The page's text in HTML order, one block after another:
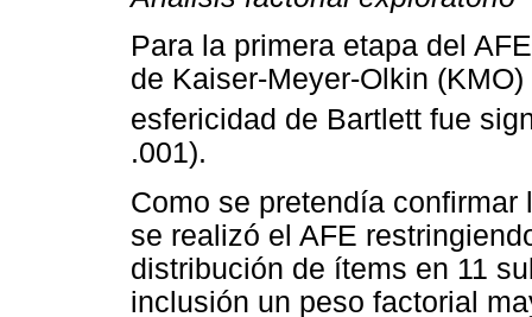
Para la primera etapa del
de Kaiser-Meyer-Olkin
esfericidad de Bartlett fue
.001).
Como se pretendía
se realizó el AFE
distribución de ítems en 11
inclusión un peso factorial